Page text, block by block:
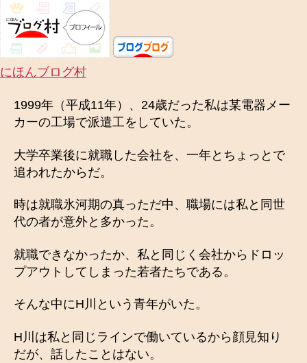
録
・
お
や
り
被
害
へ
の
にほんブログ村
1999年（平成11年）、24歳だった私は某電器メー
カーの工場で派遣工をしていた。
大学卒業後に就職した会社を、一年とちょっとで
追われたからだ。
時は就職氷河期の真っただ中、職場には私と同世
代の者が意外と多かった。
就職できなかったか、私と同じく会社からドロッ
プアウトしてしまった若者たちである。
そんな中にH川という青年がいた。
H川は私と同じラインで働いているから顔見知り
だが、話したことはない。